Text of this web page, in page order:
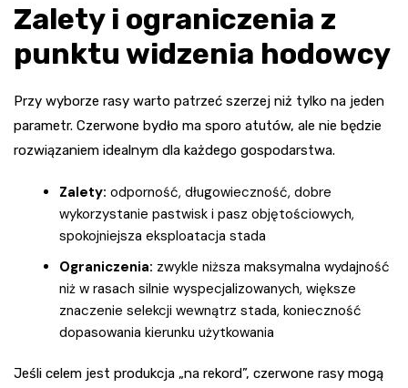
Zalety i ograniczenia z
punktu widzenia hodowcy
Przy wyborze rasy warto patrzeć szerzej niż tylko na jeden
parametr. Czerwone bydło ma sporo atutów, ale nie będzie
rozwiązaniem idealnym dla każdego gospodarstwa.
Zalety: odporność, długowieczność, dobre
wykorzystanie pastwisk i pasz objętościowych,
spokojniejsza eksploatacja stada
Ograniczenia: zwykle niższa maksymalna wydajność
niż w rasach silnie wyspecjalizowanych, większe
znaczenie selekcji wewnątrz stada, konieczność
dopasowania kierunku użytkowania
Jeśli celem jest produkcja „na rekord”, czerwone rasy mogą